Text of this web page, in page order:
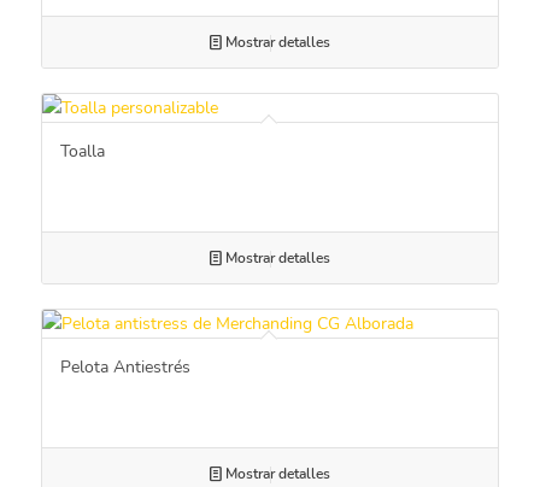
Mostrar detalles
Toalla
Mostrar detalles
Pelota Antiestrés
Mostrar detalles